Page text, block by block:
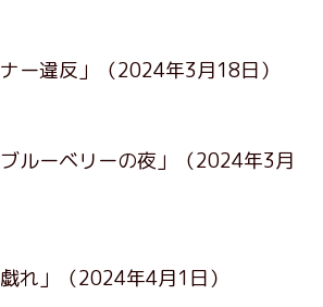
ー違反」 （2024年3月18日）
ルーベリーの夜」
（2024年3月
れ」 （2024年4月1日）